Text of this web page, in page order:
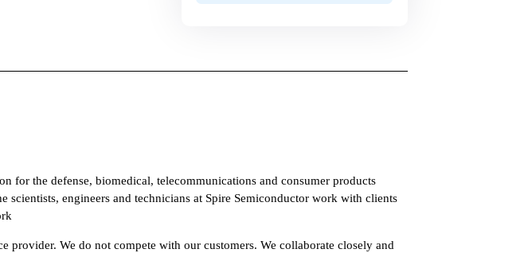
for the defense, biomedical, telecommunications and consumer products
engineers and technicians at Spire Semiconductor work with clients
provider. We do not compete with our customers. We collaborate closely and